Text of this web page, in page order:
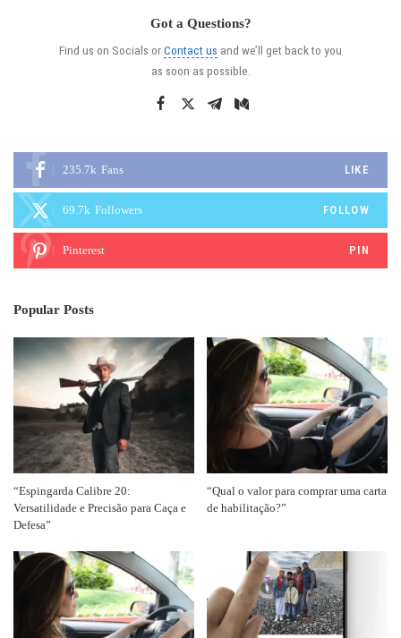
Got a Questions?
Find us on Socials orContact us and we’ll get back to you
as soon as possible.
235.7k Fans LIKE
69.7k Followers FOLLOW
Pinterest PIN
Popular Posts
“Espingarda Calibre 20:
Versatilidade e Precisão para Caça e
Defesa”
“Qual o valor para comprar uma carta
de habilitação?”